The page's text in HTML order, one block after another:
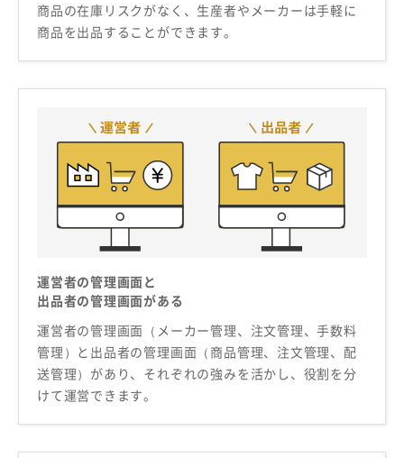
商品の在庫リスクがなく、生産者やメーカーは手軽に
商品を出品することができます。
運営者の管理画面と
出品者の管理画面がある
運営者の管理画面（メーカー管理、注文管理、手数料
管理）と出品者の管理画面（商品管理、注文管理、配
送管理）があり、それぞれの強みを活かし、役割を分
けて運営できます。